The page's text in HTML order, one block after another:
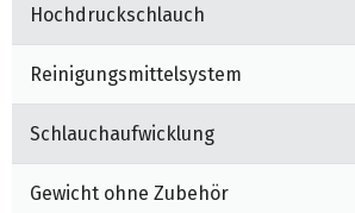
Hochdruckschlauch
Reinigungsmittelsystem
Schlauchaufwicklung
Gewicht ohne Zubehör